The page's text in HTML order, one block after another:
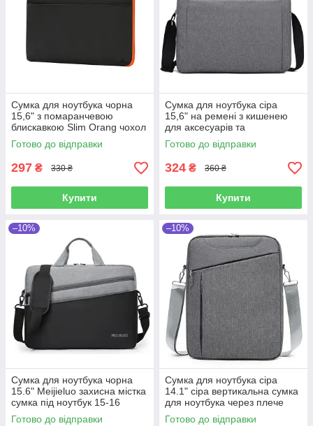
Сумка для ноутбука чорна
15,6" з помаранчевою
блискавкою Slim Orang чохол
з ручкою до ноутбуку 15
дюймів Чорний
Готово до відправки
297 ₴ 330 ₴
Купити
Сумка для ноутбука сіра
15,6" на ремені з кишенею
для аксесуарів та
внутрішньою перегородкою
Готово до відправки
324 ₴ 360 ₴
Купити
–10%
Сумка для ноутбука чорна
15.6" Meijieluo захисна містка
сумка під ноутбук 15-16
дюймів Чорно-сіра
Готово до відправки
–10%
Сумка для ноутбука сіра
14.1" сіра вертикальна сумка
для ноутбука через плече
Ділова сумка Сіра
Готово до відправки